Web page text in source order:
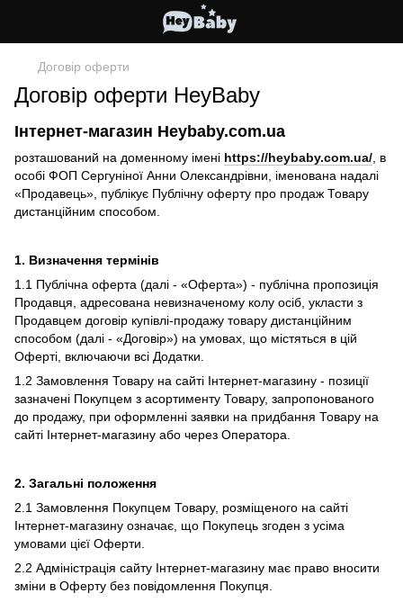
Договір оферти
Договір оферти HeyBaby
Інтернет-магазин Heybaby.com.ua
розташований на доменному імені https://heybaby.com.ua/, в
особі ФОП Сергуніної Анни Олександрівни, іменована надалі
«Продавець», публікує Публічну оферту про продаж Товару
дистанційним способом.
1. Визначення термінів
1.1 Публічна оферта (далі - «Оферта») - публічна пропозиція
Продавця, адресована невизначеному колу осіб, укласти з
Продавцем договір купівлі-продажу товару дистанційним
способом (далі - «Договір») на умовах, що містяться в цій
Оферті, включаючи всі Додатки.
1.2 Замовлення Товару на сайті Інтернет-магазину - позиції
зазначені Покупцем з асортименту Товару, запропонованого
до продажу, при оформленні заявки на придбання Товару на
сайті Інтернет-магазину або через Оператора.
2. Загальні положення
2.1 Замовлення Покупцем Товару, розміщеного на сайті
Інтернет-магазину означає, що Покупець згоден з усіма
умовами цієї Оферти.
2.2 Адміністрація сайту Інтернет-магазину має право вносити
зміни в Оферту без повідомлення Покупця.